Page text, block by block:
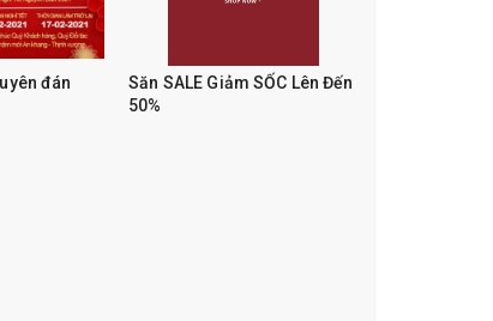
đán
Săn SALE Giảm SỐC Lên Đến
50%